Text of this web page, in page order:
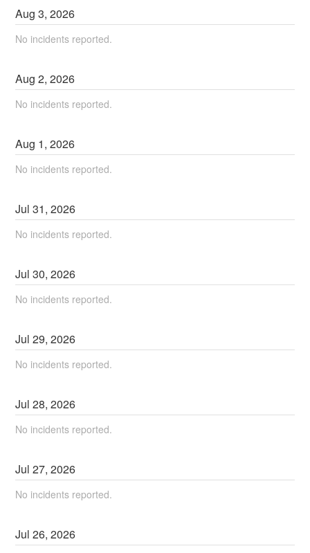
Aug3,2026
No incidents reported.
Aug2,2026
No incidents reported.
Aug 1,2026
No incidents reported.
Jul31,2026
No incidents reported.
Jul30,2026
No incidents reported.
Jul29,2026
No incidents reported.
Jul28,2026
No incidents reported.
Jul27,2026
No incidents reported.
Jul26,2026